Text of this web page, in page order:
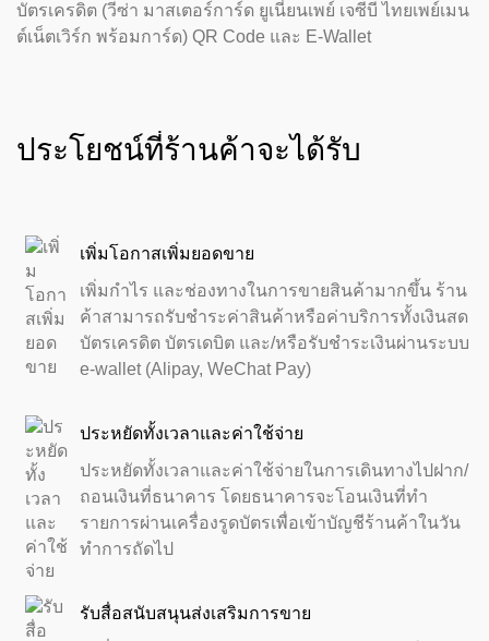
บัตรเครดิต (วีซ่า มาสเตอร์การ์ด ยูเนี่ยนเพย์ เจซีบี ไทยเพย์เมน
ต์เน็ตเวิร์ก พร้อมการ์ด) QR Code และ E-Wallet
ประโยชน์ที่ร้านค้าจะได้รับ
เพิ่มโอกาสเพิ่มยอดขาย
เพิ่มกำไร และช่องทางในการขายสินค้ามากขึ้น ร้าน
ค้าสามารถรับชำระค่าสินค้าหรือค่าบริการทั้งเงินสด
บัตรเครดิต บัตรเดบิต และ/หรือรับชำระเงินผ่านระบบ
e-wallet (Alipay, WeChat Pay)
ประหยัดทั้งเวลาและค่าใช้จ่าย
ประหยัดทั้งเวลาและค่าใช้จ่ายในการเดินทางไปฝาก/
ถอนเงินที่ธนาคาร โดยธนาคารจะโอนเงินที่ทำ
รายการผ่านเครื่องรูดบัตรเพื่อเข้าบัญชีร้านค้าในวัน
ทำการถัดไป
รับสื่อสนับสนุนส่งเสริมการขาย